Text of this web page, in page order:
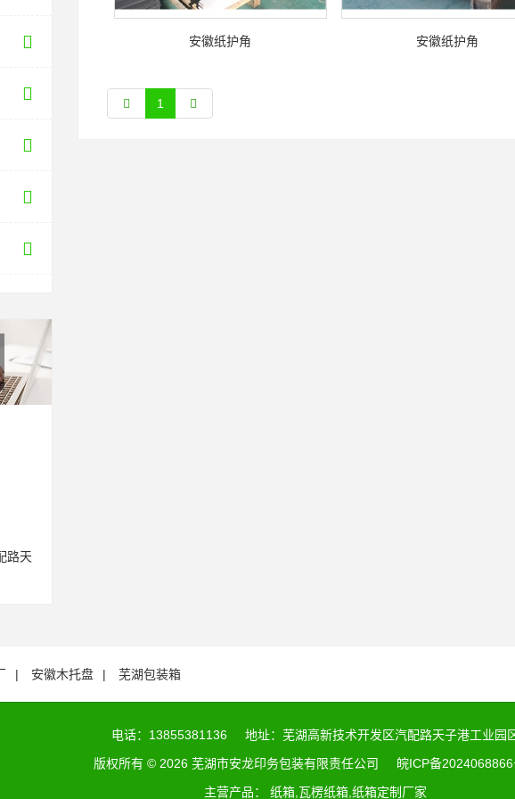
路天
安徽纸护角 安徽纸护角
1
安徽木托盘 芜湖包装箱
电话：13855381136
地址：芜湖高新技术开发区汽配路天子港工业园
版权所有 © 2026 芜湖市安龙印务包装有限责任公司
皖ICP备
主营产品： 纸箱,瓦楞纸箱,纸箱定制厂家